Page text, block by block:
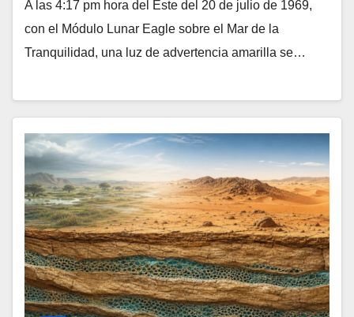
de que era excesivo) se deshizo
silenciosamente de las tareas de
Armstrong aterrizara con menos de
30 segundos de combustible de
sobra.
A las 4:17 pm hora del Este del 20 de julio de 1969,
con el Módulo Lunar Eagle sobre el Mar de la
Tranquilidad, una luz de advertencia amarilla se…